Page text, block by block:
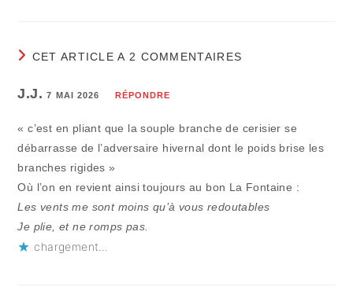
CET ARTICLE A 2 COMMENTAIRES
J.J.7 MAI 2026 RÉPONDRE
« c’est en pliant que la souple branche de cerisier se
débarrasse de l’adversaire hivernal dont le poids brise les
branches rigides »
Où l’on en revient ainsi toujours au bon La Fontaine :
Les vents me sont moins qu’à vous redoutables
Je plie, et ne romps pas.
chargement…